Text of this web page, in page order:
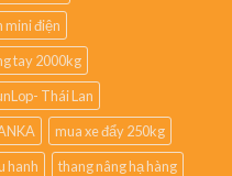
mini điện
tay 2000kg
Thái Lan
mua xe đẩy 250kg
hanh
thang nâng hạ hàng